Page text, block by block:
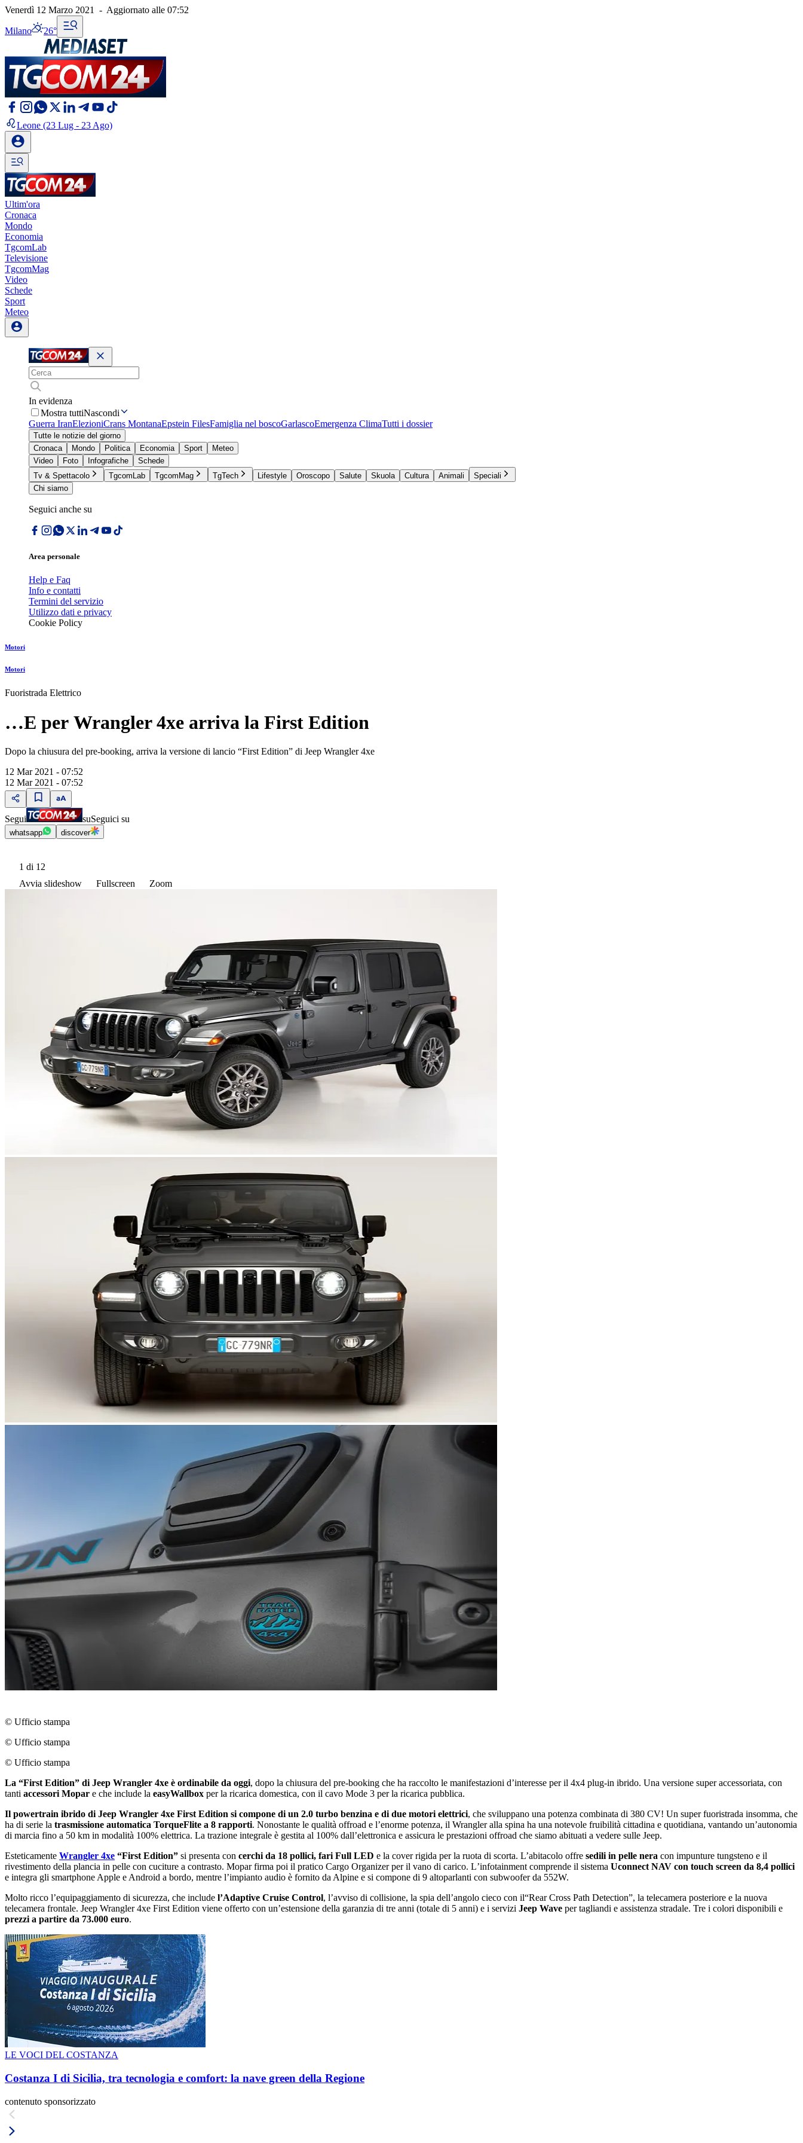
Venerdì 12 Marzo 2021 - Aggiornato alle 07:52
Milano 26°
Leone (23 Lug - 23 Ago)
Ultim'ora
Cronaca
Mondo
Economia
TgcomLab
Televisione
TgcomMag
Video
Schede
Sport
Meteo
In evidenza
Mostra tuttiNascondi
Guerra IranElezioniCrans MontanaEpstein FilesFamiglia nel boscoGarlascoEmergenza ClimaTutti i dossier
Tutte le notizie del giorno
Cronaca
Mondo Politica Economia Sport
Meteo
Video
Foto Infografiche
Schede
Tv & Spettacolo
TgcomLab TgcomMag TgTech Lifestyle Oroscopo Salute Skuola Cultura Animali
Speciali
Chi siamo
Seguici anche su
Area personale
Help e Faq
Info e contatti
Termini del servizio
Utilizzo dati e privacy
Cookie Policy
Motori
Motori
Fuoristrada Elettrico
…E per Wrangler 4xe arriva la First Edition
Dopo la chiusura del pre-booking, arriva la versione di lancio “First Edition” di Jeep Wrangler 4xe
12 Mar 2021 - 07:52
12 Mar 2021 - 07:52
Segui suSeguici su
whatsapp discover
1 di 12
Avvia slideshow
Fullscreen Zoom
© Ufficio stampa
© Ufficio stampa
© Ufficio stampa
La “First Edition” di Jeep Wrangler 4xe è ordinabile da oggi, dopo la chiusura del pre-booking che ha raccolto le manifestazioni dʼinteresse per il 4x4 plug-in ibrido. Una versione super accessoriata, con
tanti accessori Mopar e che include la easyWallbox per la ricarica domestica, con il cavo Mode 3 per la ricarica pubblica.
Il powertrain ibrido di Jeep Wrangler 4xe First Edition si compone di un 2.0 turbo benzina e di due motori elettrici, che sviluppano una potenza combinata di 380 CV! Un super fuoristrada insomma, che
ha di serie la trasmissione automatica TorqueFlite a 8 rapporti. Nonostante le qualità offroad e lʼenorme potenza, il Wrangler alla spina ha una notevole fruibilità cittadina e quotidiana, vantando un’autonomia
di marcia fino a 50 km in modalità 100% elettrica. La trazione integrale è gestita al 100% dallʼelettronica e assicura le prestazioni offroad che siamo abituati a vedere sulle Jeep.
Esteticamente Wrangler 4xe “First Edition” si presenta con cerchi da 18 pollici, fari Full LED e la cover rigida per la ruota di scorta. L’abitacolo offre sedili in pelle nera con impunture tungsteno e il
rivestimento della plancia in pelle con cuciture a contrasto. Mopar firma poi il pratico Cargo Organizer per il vano di carico. Lʼinfotainment comprende il sistema Uconnect NAV con touch screen da 8,4 pollici
e integra gli smartphone Apple e Android a bordo, mentre l’impianto audio è fornito da Alpine e si compone di 9 altoparlanti con subwoofer da 552W.
Molto ricco lʼequipaggiamento di sicurezza, che include l’Adaptive Cruise Control, lʼavviso di collisione, la spia dellʼangolo cieco con il“Rear Cross Path Detection”, la telecamera posteriore e la nuova
telecamera frontale. Jeep Wrangler 4xe First Edition viene offerto con un’estensione della garanzia di tre anni (totale di 5 anni) e i servizi Jeep Wave per tagliandi e assistenza stradale. Tre i colori disponibili e
prezzi a partire da 73.000 euro.
LE VOCI DEL COSTANZA
Costanza I di Sicilia, tra tecnologia e comfort: la nave green della Regione
contenuto sponsorizzato